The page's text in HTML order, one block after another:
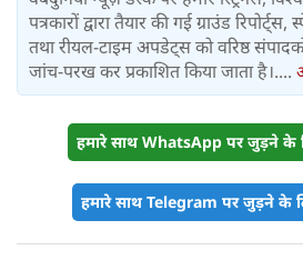
पत्रकारों द्वारा तैयार की गई ग्राउंड रिपोर्ट्स,
तथा रीयल-टाइम अपडेट्स को वरिष्ठ संपादकों
जांच-परख कर प्रकाशित किया जाता है।....
हमारे साथ WhatsApp पर जुड़ने के
हमारे साथ Telegram पर जुड़ने के